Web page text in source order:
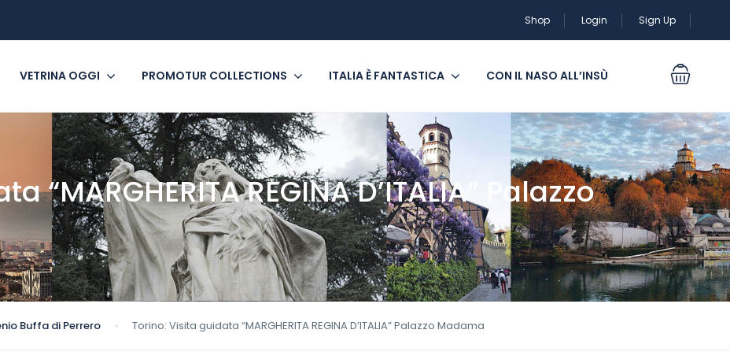
Shop Login Sign Up
VETRINA OGGI PROMOTUR COLLECTIONS ITALIA È FANTASTICA CON IL NASO ALL’INSÙ
“MARGHERITA REGINA D’ITALIA” Palazzo
Buffa di Perrero Torino: Visita guidata “MARGHERITA REGINA D’ITALIA” Palazzo Madama